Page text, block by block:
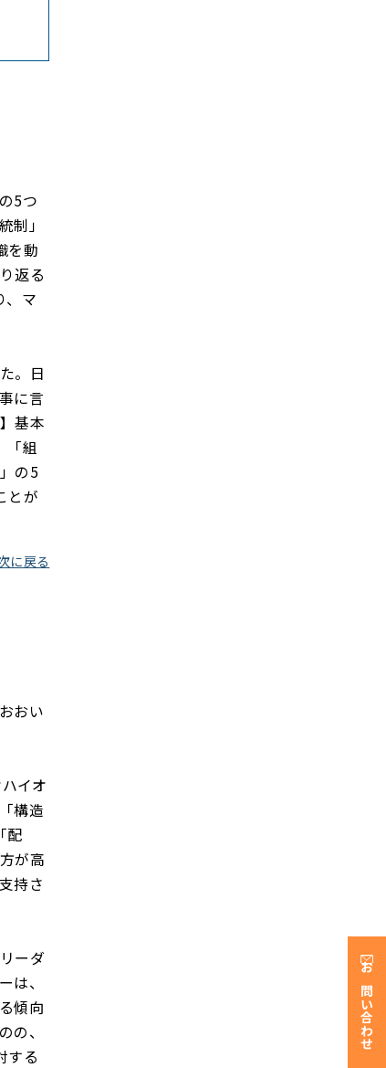
5つ
制」
を動
返る
、マ
。日
に言
基本
「組
の5
とが
に戻る
おい
イオ
構造
配
が高
持さ
ーダ
は、
傾向
の、
する
お問い合わせ